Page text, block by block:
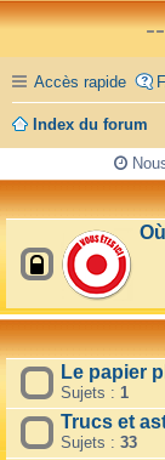
Accès rapide
Index du forum
Le papier
Sujets : 1
Trucs et
Sujets : 33